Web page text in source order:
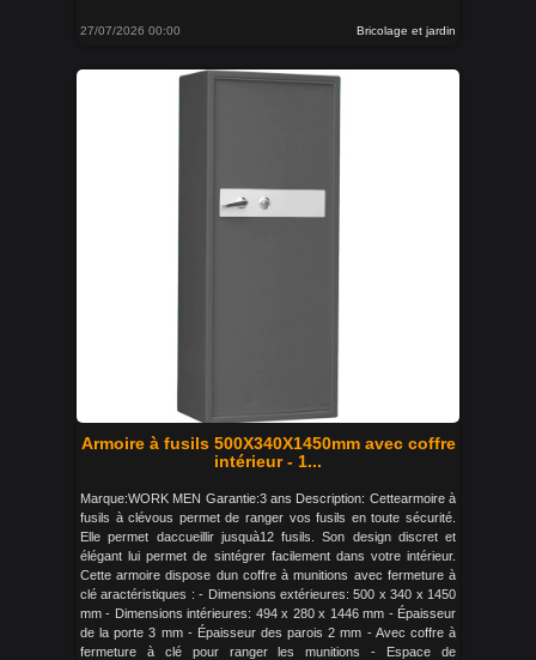
27/07/2026 00:00 Bricolage et jardin
Armoire à fusils 500X340X1450mm avec coffre
intérieur - 1...
Marque:WORK MEN Garantie:3 ans Description: Cettearmoire à
fusils à clévous permet de ranger vos fusils en toute sécurité.
Elle permet daccueillir jusquà12 fusils. Son design discret et
élégant lui permet de sintégrer facilement dans votre intérieur.
Cette armoire dispose dun coffre à munitions avec fermeture à
clé aractéristiques : - Dimensions extérieures: 500 x 340 x 1450
mm - Dimensions intérieures: 494 x 280 x 1446 mm - Épaisseur
de la porte 3 mm - Épaisseur des parois 2 mm - Avec coffre à
fermeture à clé pour ranger les munitions - Espace de